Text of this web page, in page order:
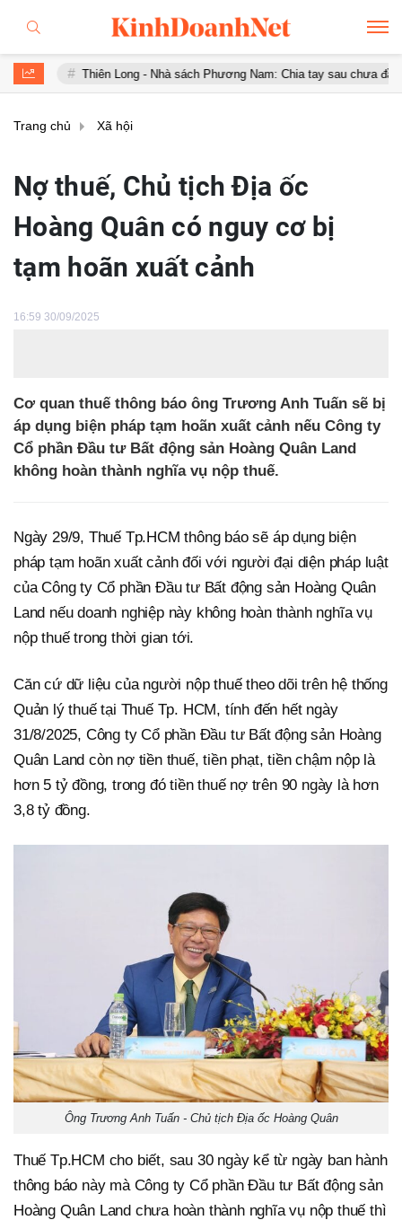
Thiên Long - Nhà sách Phương Nam: Chia tay sau chưa đầy 1 năm
Trang chủ Xã hội
Nợ thuế, Chủ tịch Địa ốc
Hoàng Quân có nguy cơ bị
tạm hoãn xuất cảnh
16:59 30/09/2025
Cơ quan thuế thông báo ông Trương Anh Tuấn sẽ bị
áp dụng biện pháp tạm hoãn xuất cảnh nếu Công ty
Cổ phần Đầu tư Bất động sản Hoàng Quân Land
không hoàn thành nghĩa vụ nộp thuế.
Ngày 29/9, Thuế Tp.HCM thông báo sẽ áp dụng biện
pháp tạm hoãn xuất cảnh đối với người đại diện pháp luật
của Công ty Cổ phần Đầu tư Bất động sản Hoàng Quân
Land nếu doanh nghiệp này không hoàn thành nghĩa vụ
nộp thuế trong thời gian tới.
Căn cứ dữ liệu của người nộp thuế theo dõi trên hệ thống
Quản lý thuế tại Thuế Tp. HCM, tính đến hết ngày
31/8/2025, Công ty Cổ phần Đầu tư Bất động sản Hoàng
Quân Land còn nợ tiền thuế, tiền phạt, tiền chậm nộp là
hơn 5 tỷ đồng, trong đó tiền thuế nợ trên 90 ngày là hơn
3,8 tỷ đồng.
Ông Trương Anh Tuấn - Chủ tịch Địa ốc Hoàng Quân
Thuế Tp.HCM cho biết, sau 30 ngày kể từ ngày ban hành
thông báo này mà Công ty Cổ phần Đầu tư Bất động sản
Hoàng Quân Land chưa hoàn thành nghĩa vụ nộp thuế thì